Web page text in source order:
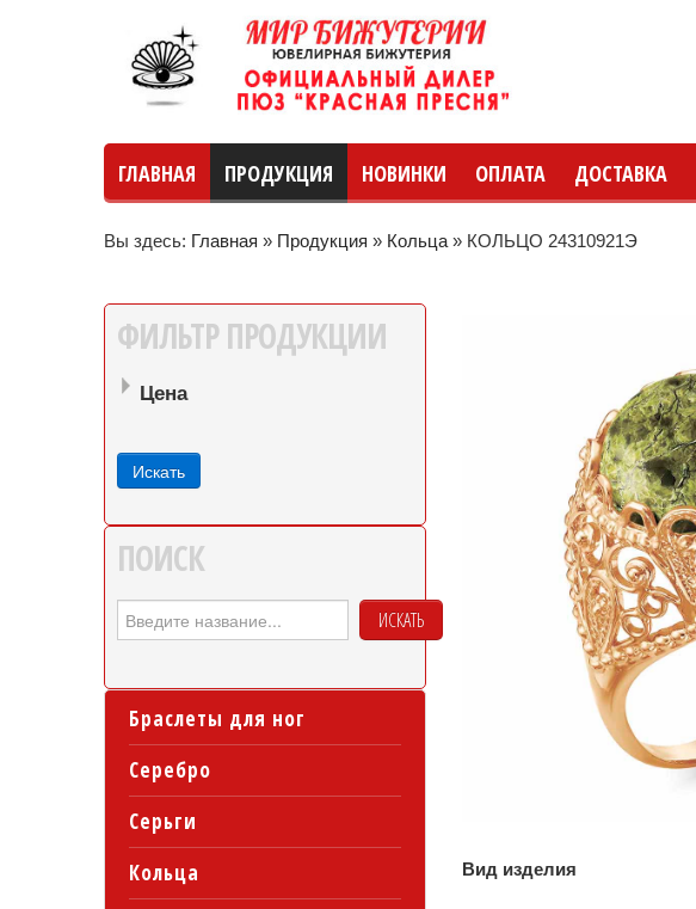
ГЛАВНАЯ ПРОДУКЦИЯ НОВИНКИ ОПЛАТА ДОСТАВКА
Вы здесь: Главная » Продукция » Кольца » КОЛЬЦО 24310921Э
ФИЛЬТР ПРОДУКЦИИ
Цена
ПОИСК
ИСКАТЬ
Браслеты для ног
Серебро
Серьги
Кольца
Вид изделия